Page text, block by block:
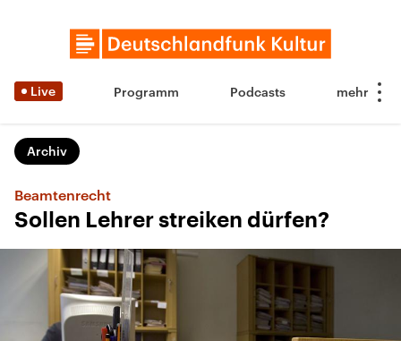
Live Programm Podcasts
Archiv
Beamtenrecht
Sollen Lehrer streiken dürfen?